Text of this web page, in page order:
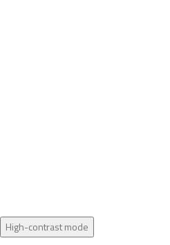
High-contrast mode